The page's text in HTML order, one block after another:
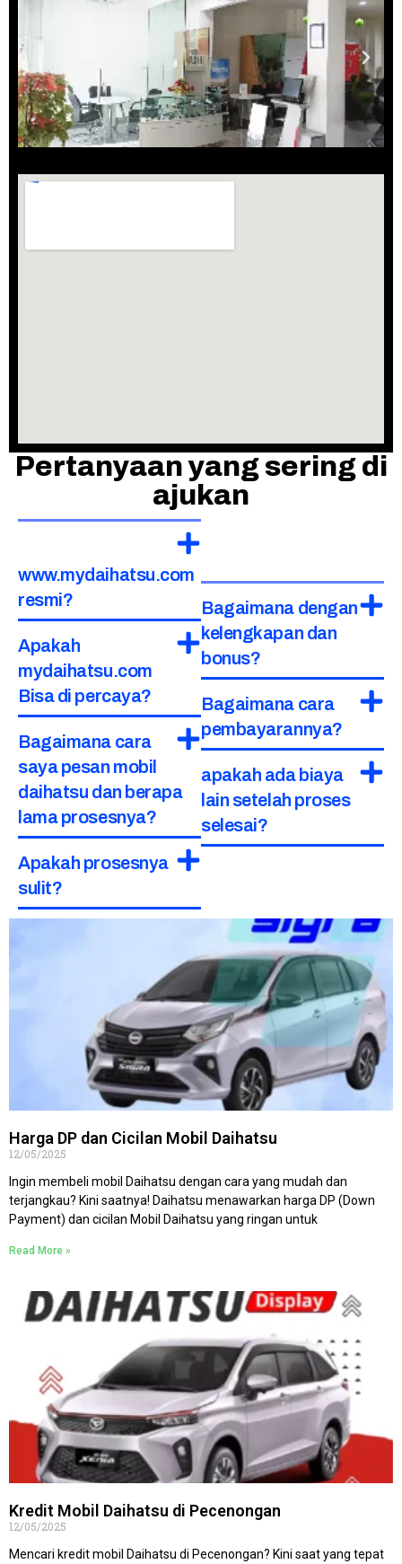
Pertanyaan yang sering di
ajukan
www.mydaihatsu.com
resmi?
Apakah
mydaihatsu.com
Bisa di percaya?
Bagaimana cara
saya pesan mobil
daihatsu dan berapa
lama prosesnya?
Apakah prosesnya
sulit?
Bagaimana dengan
kelengkapan dan
bonus?
Bagaimana cara
pembayarannya?
apakah ada biaya
lain setelah proses
selesai?
Harga DP dan Cicilan Mobil Daihatsu
12/05/2025
Ingin membeli mobil Daihatsu dengan cara yang mudah dan
terjangkau? Kini saatnya! Daihatsu menawarkan harga DP (Down
Payment) dan cicilan Mobil Daihatsu yang ringan untuk
Read More »
Kredit Mobil Daihatsu di Pecenongan
12/05/2025
Mencari kredit mobil Daihatsu di Pecenongan? Kini saat yang tepat